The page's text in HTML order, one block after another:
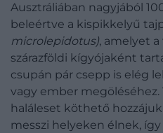
Ausztráliában nagyjából
beleértve a kispikkelyű
microlepidotus), amelyet
szárazföldi kígyójaként
csupán pár csepp is elég
vagy ember megöléséhez.
haláleset köthető
messzi helyeken élnek,